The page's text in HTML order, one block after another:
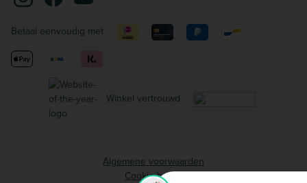
Betaal eenvoudig met
Winkel vertrouwd
Algemene voorwaarden
Cookie beleid